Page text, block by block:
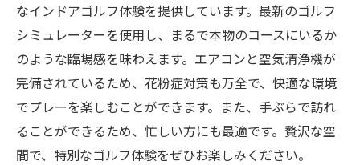
なインドアゴルフ体験を提供しています。最新のゴルフ
シミュレーターを使用し、まるで本物のコースにいるか
のような臨場感を味わえます。エアコンと空気清浄機が
完備されているため、花粉症対策も万全で、快適な環境
でプレーを楽しむことができます。また、手ぶらで訪れ
ることができるため、忙しい方にも最適です。贅沢な空
間で、特別なゴルフ体験をぜひお楽しみください。